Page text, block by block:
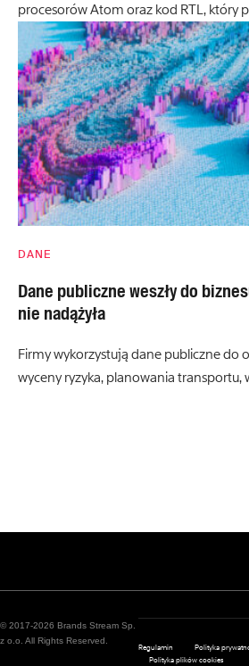
procesorów Atom oraz kod RTL, który
DANE
Dane publiczne weszły do
nie nadążyła
Firmy wykorzystują dane publiczne do
wyceny ryzyka, planowania transportu,
© 2017-2026 Brands Stream Sp.
z o.o. All Rights Reserved.
Regulamin
Polityka
Polityka plików cookies